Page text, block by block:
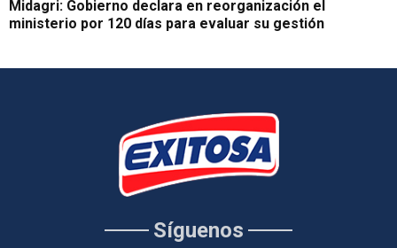
Midagri: Gobierno declara en reorganización el
ministerio por 120 días para evaluar su gestión
Síguenos